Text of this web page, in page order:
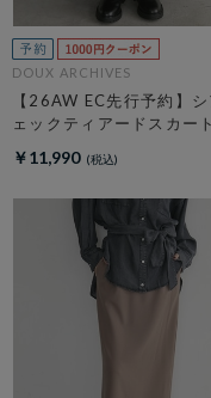
DOUX ARCHIVES
【26AW EC先行予約】
ェックティアードスカート
￥11,990